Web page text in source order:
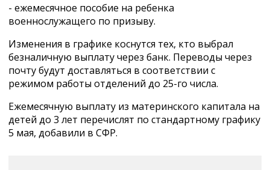
- ежемесячное пособие на ребенка
военнослужащего по призыву.
Изменения в графике коснутся тех, кто выбрал
безналичную выплату через банк. Переводы через
почту будут доставляться в соответствии с
режимом работы отделений до 25-го числа.
Ежемесячную выплату из материнского капитала на
детей до 3 лет перечислят по стандартному графику
5 мая, добавили в СФР.